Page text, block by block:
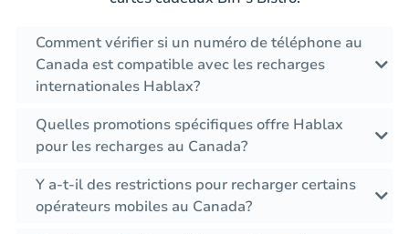
Comment vérifier si un numéro de téléphone au
Canada est compatible avec les recharges
internationales Hablax?
Quelles promotions spécifiques offre Hablax
pour les recharges au Canada?
Y a-t-il des restrictions pour recharger certains
opérateurs mobiles au Canada?